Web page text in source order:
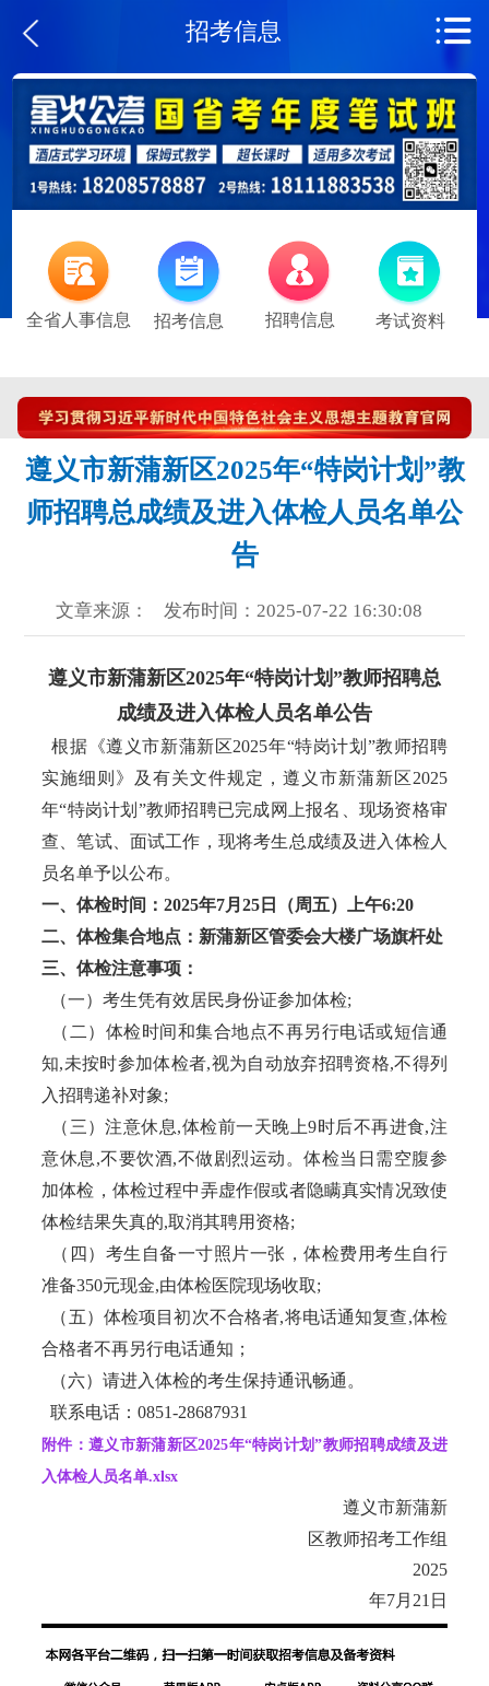
招考信息
全省人事信息 招考信息 招聘信息 考试资料
遵义市新蒲新区2025年“特岗计划”教
师招聘总成绩及进入体检人员名单公
告
文章来源： 发布时间：2025-07-22 16:30:08
遵义市新蒲新区2025年“特岗计划”教师招聘总
成绩及进入体检人员名单公告
根据《遵义市新蒲新区2025年“特岗计划”教师招聘
实施细则》及有关文件规定，遵义市新蒲新区2025
年“特岗计划”教师招聘已完成网上报名、现场资格审
查、笔试、面试工作，现将考生总成绩及进入体检人
员名单予以公布。
一、体检时间：2025年7月25日（周五）上午6:20
二、体检集合地点：新蒲新区管委会大楼广场旗杆处
三、体检注意事项：
（一）考生凭有效居民身份证参加体检;
（二）体检时间和集合地点不再另行电话或短信通
知,未按时参加体检者,视为自动放弃招聘资格,不得列
入招聘递补对象;
（三）注意休息,体检前一天晚上9时后不再进食,注
意休息,不要饮酒,不做剧烈运动。体检当日需空腹参
加体检，体检过程中弄虚作假或者隐瞒真实情况致使
体检结果失真的,取消其聘用资格;
（四）考生自备一寸照片一张，体检费用考生自行
准备350元现金,由体检医院现场收取;
（五）体检项目初次不合格者,将电话通知复查,体检
合格者不再另行电话通知；
（六）请进入体检的考生保持通讯畅通。
联系电话：0851-28687931
附件：遵义市新蒲新区2025年“特岗计划”教师招聘成绩及进
入体检人员名单.xlsx
遵义市新蒲新
区教师招考工作组
2025
年7月21日